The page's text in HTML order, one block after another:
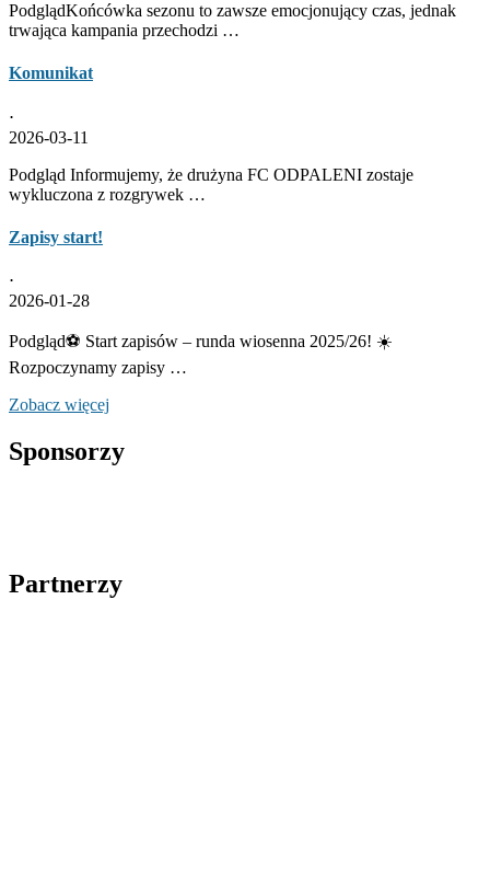
PodglądKońcówka sezonu to zawsze emocjonujący czas, jednak
trwająca kampania przechodzi …
Komunikat
⋅
2026-03-11
Podgląd Informujemy, że drużyna FC ODPALENI zostaje
wykluczona z rozgrywek …
Zapisy start!
⋅
2026-01-28
Podgląd⚽ Start zapisów – runda wiosenna 2025/26! ☀️
Rozpoczynamy zapisy …
Zobacz więcej
Sponsorzy
Partnerzy